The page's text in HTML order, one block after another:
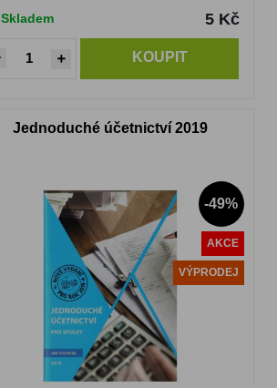
Skladem 5 Kč
KOUPIT
Jednoduché účetnictví 2019
-49%
AKCE
VÝPRODEJ